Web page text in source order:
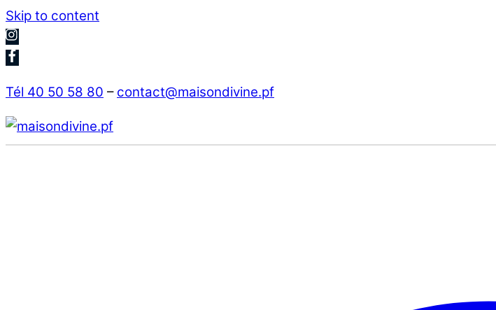
Skip to content
Tél 40 50 58 80 – contact@maisondivine.pf